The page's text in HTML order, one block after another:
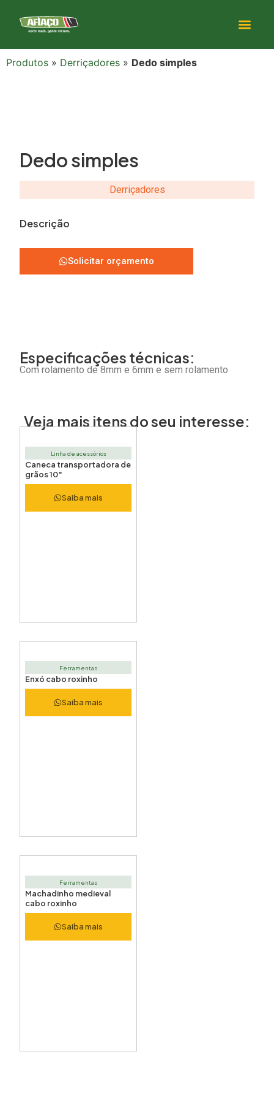
Produtos » Derriçadores » Dedo simples
Dedo simples
Derriçadores
Descrição
Solicitar orçamento
Especificações técnicas:
Com rolamento de 8mm e 6mm e sem rolamento
Veja mais itens do seu interesse:
Linha de acessórios
Caneca transportadora de
grãos 10″
Saiba mais
Ferramentas
Enxó cabo roxinho
Saiba mais
Ferramentas
Machadinho medieval
cabo roxinho
Saiba mais